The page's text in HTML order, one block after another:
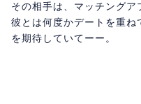
その相手は、マッチングア
彼とは何度かデートを重ね
を期待していてーー。